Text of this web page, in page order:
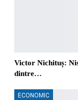
Victor Nichituș:
dintre…
ECONOMIC